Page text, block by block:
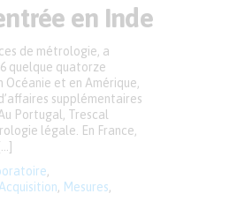
en Inde
Mesures
de métrologie, a
quelque quatorze
Océanie et en Amérique,
supplémentaires
Portugal, Trescal
légale. En France,